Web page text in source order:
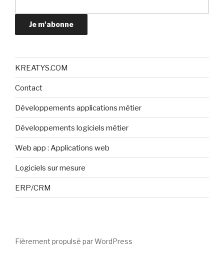
Je m'abonne
KREATYS.COM
Contact
Développements applications métier
Développements logiciels métier
Web app : Applications web
Logiciels sur mesure
ERP/CRM
Fièrement propulsé par WordPress